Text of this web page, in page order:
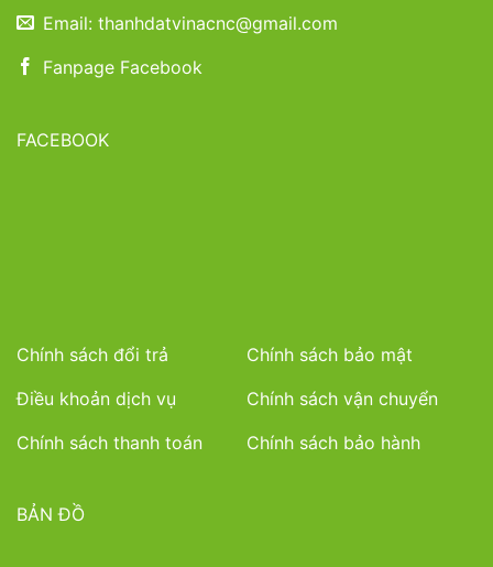
Email: thanhdatvinacnc@gmail.com
Fanpage Facebook
FACEBOOK
Chính sách đổi trả
Chính sách bảo mật
Điều khoản dịch vụ
Chính sách vận chuyển
Chính sách thanh toán
Chính sách bảo hành
BẢN ĐỒ